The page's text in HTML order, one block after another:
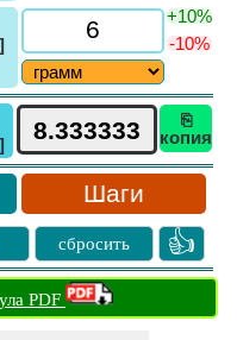
]
+10%
-10%
⎘
копия
Шаги
сбросить 👍
PDF